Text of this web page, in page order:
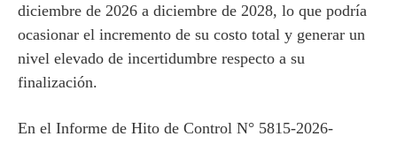
diciembre de 2026 a diciembre de 2028, lo que podría
ocasionar el incremento de su costo total y generar un
nivel elevado de incertidumbre respecto a su
finalización.
En el Informe de Hito de Control N° 5815-2026-